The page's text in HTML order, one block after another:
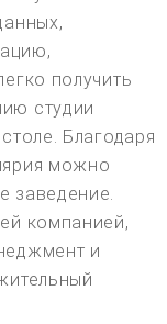
получить
студии
Благодаря
можно
заведение.
компанией,
и